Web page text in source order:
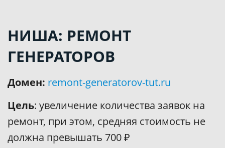
НИША: РЕМОНТ
ГЕНЕРАТОРОВ
Домен: remont-generatorov-tut.ru
Цель: увеличение количества заявок на
ремонт, при этом, средняя стоимость не
должна превышать 700 ₽